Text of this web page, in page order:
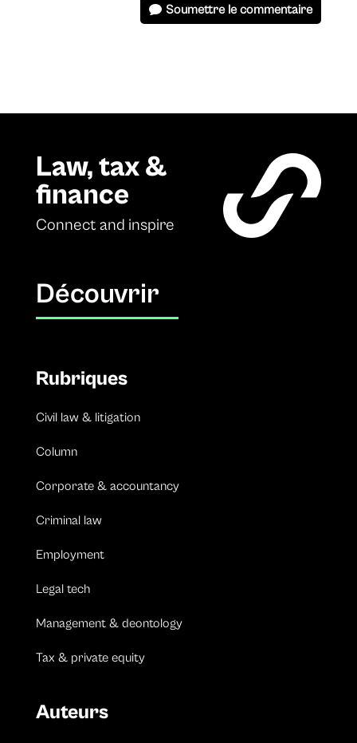
Soumettre le commentaire
Law, tax &
finance
Connect and inspire
Découvrir
Rubriques
Civil law & litigation
Column
Corporate & accountancy
Criminal law
Employment
Legal tech
Management & deontology
Tax & private equity
Auteurs